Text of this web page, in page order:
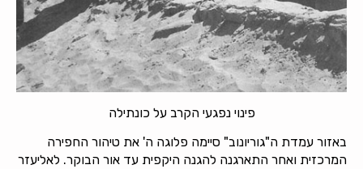
פינוי נפגעי הקרב על כונתילה
באזור עמדת ה"גוריונוב" סיימה פלוגה ה' את טיהור החפירה
המרכזית ואחר התארגנה להגנה היקפית עד אור הבוקר. לאליעזר